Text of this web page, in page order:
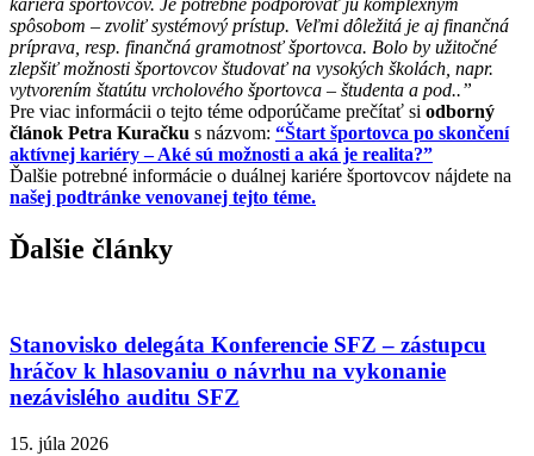
spôsobom – zvoliť systémový prístup. Veľmi dôležitá je aj finančná
príprava, resp. finančná gramotnosť športovca. Bolo by užitočné
zlepšiť možnosti športovcov študovať na vysokých školách, napr.
vytvorením štatútu vrcholového športovca – študenta a pod..”
Pre viac informácii o tejto téme odporúčame prečítať si odborný
článok Petra Kuračku s názvom: “Štart športovca po skončení
aktívnej kariéry – Aké sú možnosti a aká je realita?”
Ďalšie potrebné informácie o duálnej kariére športovcov nájdete na
našej podtránke venovanej tejto téme.
Ďalšie články
Stanovisko delegáta Konferencie SFZ – zástupcu
hráčov k hlasovaniu o návrhu na vykonanie
nezávislého auditu SFZ
15. júla 2026